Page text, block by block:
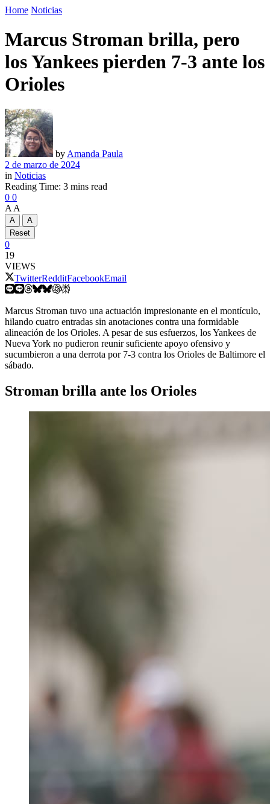
Home Noticias
Marcus Stroman brilla, pero
los Yankees pierden 7-3 ante los
Orioles
by Amanda Paula
2 de marzo de 2024
in Noticias
Reading Time: 3 mins read
0 0
A A
A
A
Reset
0
19
VIEWS
TwitterRedditFacebookEmail
Marcus Stroman tuvo una actuación impresionante en el montículo,
hilando cuatro entradas sin anotaciones contra una formidable
alineación de los Orioles. A pesar de sus esfuerzos, los Yankees de
Nueva York no pudieron reunir suficiente apoyo ofensivo y
sucumbieron a una derrota por 7-3 contra los Orioles de Baltimore el
sábado.
Stroman brilla ante los Orioles